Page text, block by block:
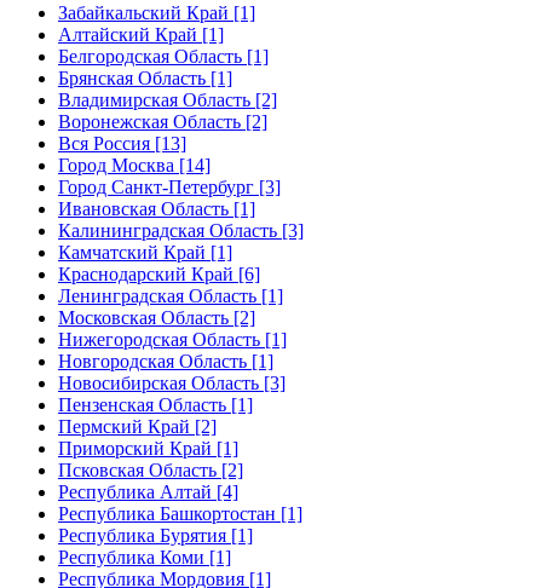
Забайкальский Край [1]
Алтайский Край [1]
Белгородская Область [1]
Брянская Область [1]
Владимирская Область [2]
Воронежская Область [2]
Вся Россия [13]
Город Москва [14]
Город Санкт-Петербург [3]
Ивановская Область [1]
Калининградская Область [3]
Камчатский Край [1]
Краснодарский Край [6]
Ленинградская Область [1]
Московская Область [2]
Нижегородская Область [1]
Новгородская Область [1]
Новосибирская Область [3]
Пензенская Область [1]
Пермский Край [2]
Приморский Край [1]
Псковская Область [2]
Республика Алтай [4]
Республика Башкортостан [1]
Республика Бурятия [1]
Республика Коми [1]
Республика Мордовия [1]